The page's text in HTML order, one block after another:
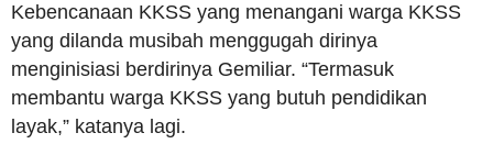
Kebencanaan KKSS yang menangani warga KKSS
yang dilanda musibah menggugah dirinya
menginisiasi berdirinya Gemiliar. “Termasuk
membantu warga KKSS yang butuh pendidikan
layak,” katanya lagi.